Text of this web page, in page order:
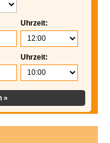
Uhrzeit:
Uhrzeit:
»